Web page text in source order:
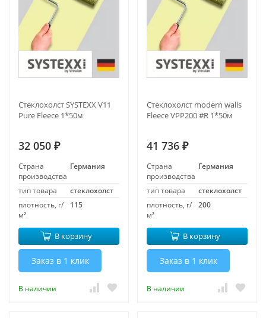
Стеклохолст SYSTEXX V11
Pure Fleece 1*50м
32 050 ₽
Страна
производства
Германия
тип товара
стеклохолст
плотность, г/
м²
115
В корзину
Заказ в 1 клик
В наличии
Стеклохолст modern walls
Fleece VPP200 #R 1*50м
41 736 ₽
Страна
производства
Германия
тип товара
стеклохолст
плотность, г/
м²
200
В корзину
Заказ в 1 клик
В наличии